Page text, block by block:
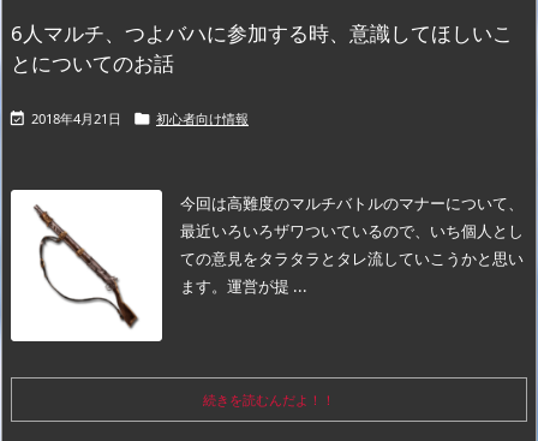
6人マルチ、つよバハに参加する時、意識してほしいこ
とについてのお話
 2018年4月21日  初心者向け情報
今回は高難度のマルチバトルのマナーについて、
最近いろいろザワついているので、いち個人とし
ての意見をタラタラとタレ流していこうかと思い
ます。 運営が提 ...
続きを読むんだよ！！